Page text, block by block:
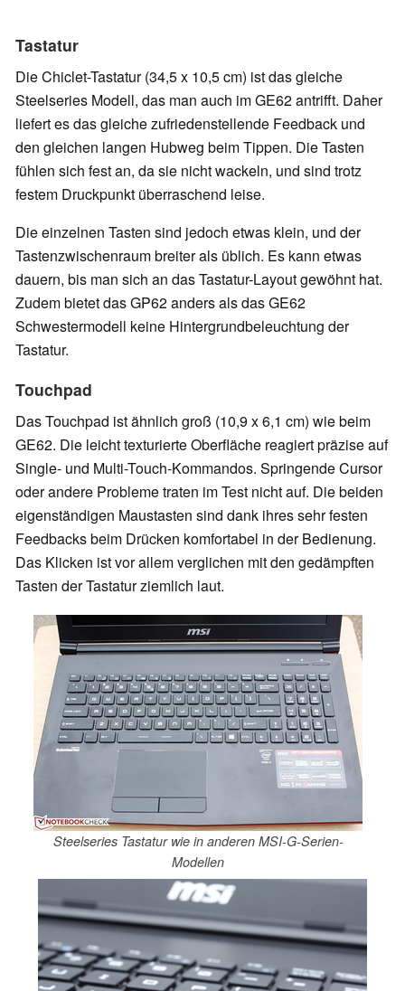
Tastatur
Die Chiclet-Tastatur (34,5 x 10,5 cm) ist das gleiche
Steelseries Modell, das man auch im GE62 antrifft. Daher
liefert es das gleiche zufriedenstellende Feedback und
den gleichen langen Hubweg beim Tippen. Die Tasten
fühlen sich fest an, da sie nicht wackeln, und sind trotz
festem Druckpunkt überraschend leise.
Die einzelnen Tasten sind jedoch etwas klein, und der
Tastenzwischenraum breiter als üblich. Es kann etwas
dauern, bis man sich an das Tastatur-Layout gewöhnt hat.
Zudem bietet das GP62 anders als das GE62
Schwestermodell keine Hintergrundbeleuchtung der
Tastatur.
Touchpad
Das Touchpad ist ähnlich groß (10,9 x 6,1 cm) wie beim
GE62. Die leicht texturierte Oberfläche reagiert präzise auf
Single- und Multi-Touch-Kommandos. Springende Cursor
oder andere Probleme traten im Test nicht auf. Die beiden
eigenständigen Maustasten sind dank ihres sehr festen
Feedbacks beim Drücken komfortabel in der Bedienung.
Das Klicken ist vor allem verglichen mit den gedämpften
Tasten der Tastatur ziemlich laut.
Steelseries Tastatur wie in anderen MSI-G-Serien-
Modellen